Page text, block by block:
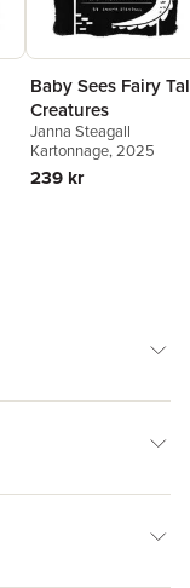
Baby Sees Fairy
Creatures
Janna Steagall
Kartonnage, 2025
239 kr